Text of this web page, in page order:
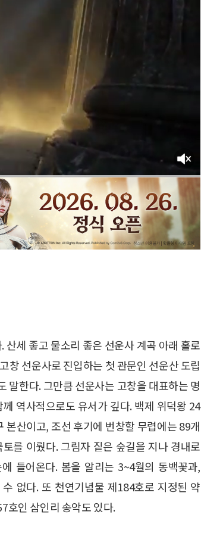
세 좋고 물소리 좋은 선운사 계곡 아래 홀로
창 선운사로 진입하는 첫 관문인 선운산 도립
말한다. 그만큼 선운사는 고창을 대표하는 명
역사적으로도 유서가 깊다. 백제 위덕왕 24
산이고, 조선 후기에 번창할 무렵에는 89개
를 이뤘다. 그림자 짙은 숲길을 지나 경내로
들어온다. 봄을 알리는 3~4월의 동백꽃과,
없다. 또 천연기념물 제184호로 지정된 약
호인 삼인리 송악도 있다.